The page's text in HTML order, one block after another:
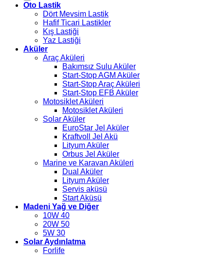
Oto Lastik
Dört Mevsim Lastik
Hafif Ticari Lastikler
Kış Lastiği
Yaz Lastiği
Aküler
Araç Aküleri
Bakımsız Sulu Aküler
Start-Stop AGM Aküler
Start-Stop Araç Aküleri
Start-Stop EFB Aküler
Motosiklet Aküleri
Motosiklet Aküleri
Solar Aküler
EuroStar Jel Aküler
Kraftvoll Jel Akü
Lityum Aküler
Orbus Jel Aküler
Marine ve Karavan Aküleri
Dual Aküler
Lityum Aküler
Servis aküsü
Start Aküsü
Madeni Yağ ve Diğer
10W 40
20W 50
5W 30
Solar Aydınlatma
Forlife